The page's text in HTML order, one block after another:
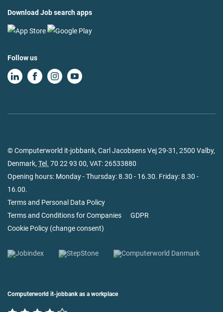
Download Job search apps
Follow us
© Computerworld it-jobbank, Carl Jacobsens Vej 29-31, 2500 Valby,
Denmark, Tel. 70 22 93 00, VAT: 26533880
Opening hours: Monday - Thursday: 8.30 - 16.30. Friday: 8.30 -
16.00.
Terms and Personal Data Policy
Terms and Conditions for Companies
GDPR
Cookie Policy (change consent)
Computerworld it-jobbank as a workplace